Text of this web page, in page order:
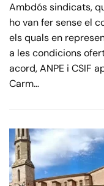
Ambdós sindicats,
ho van fer sense el
els quals en
a les condicions
acord, ANPE i CSIF
Carm…